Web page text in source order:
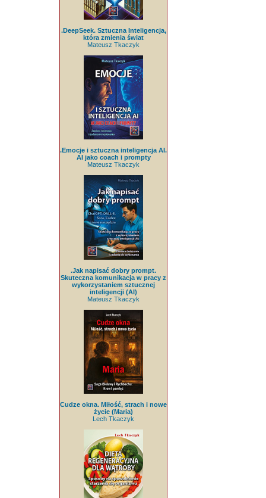
.DeepSeek. Sztuczna Inteligencja,
która zmienia świat
Mateusz Tkaczyk
.Emocje i sztuczna inteligencja AI.
AI jako coach i prompty
Mateusz Tkaczyk
.Jak napisać dobry prompt.
Skuteczna komunikacja w pracy z
wykorzystaniem sztucznej
inteligencji (AI)
Mateusz Tkaczyk
Cudze okna. Miłość, strach i nowe
życie (Maria)
Lech Tkaczyk